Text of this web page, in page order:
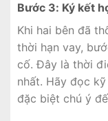
Bước 3: Ký kết
Khi hai bên đã
thời hạn vay,
cố. Đây là thời
nhất. Hãy đọc
đặc biệt chú ý